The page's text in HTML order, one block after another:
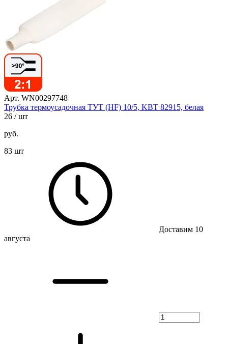
Арт. WN00297748
Трубка термоусадочная ТУТ (HF) 10/5, KBT 82915, белая
26 / шт
руб.
83 шт
Доставим 10
августа